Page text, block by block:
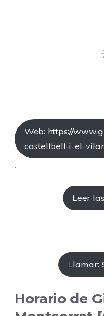
Web: https://
castellbell-i-el-
.
Leer
Llamar:
Horario de